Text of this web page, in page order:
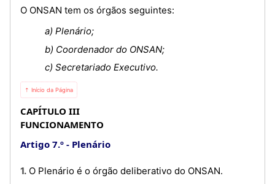
O ONSAN tem os órgãos seguintes:
a) Plenário;
b) Coordenador do ONSAN;
c) Secretariado Executivo.
⇡ Início da Página
CAPÍTULO III
FUNCIONAMENTO
Artigo 7.º
Plenário
1. O Plenário é o órgão deliberativo do ONSAN.